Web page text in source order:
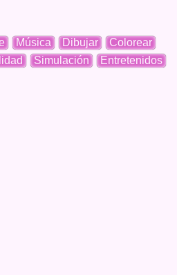
Música Dibujar
Colorear
Simulación
Entretenidos